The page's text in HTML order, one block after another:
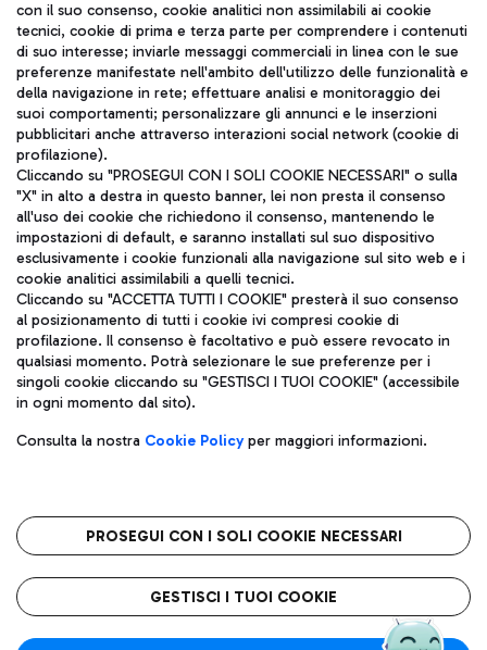
TRAVEL JOURNAL
ITA
Aeroporti di Roma S.p.A. - Società soggetta a direzione e
coordinamento di Mundys S.p.A.
Codice fiscale e Registro delle Imprese di Roma 13032990155 P.
IVA 06572251004
Capitale sociale 62.224.743,00 int. vers.
Sede legale: Via Pier Paolo Racchetti 1 - 00054 Fiumicino (RM)
telefono +39 06 65951
Privacy policy
Note legali
Roma FCO
L'aeroporto stellato
con il suo consenso, cookie analitici non assimilabili ai cookie
tecnici, cookie di prima e terza parte per comprendere i contenuti
di suo interesse; inviarle messaggi commerciali in linea con le sue
preferenze manifestate nell'ambito dell'utilizzo delle funzionalità e
della navigazione in rete; effettuare analisi e monitoraggio dei
suoi comportamenti; personalizzare gli annunci e le inserzioni
pubblicitari anche attraverso interazioni social network (cookie di
profilazione).
Cliccando su "PROSEGUI CON I SOLI COOKIE NECESSARI" o sulla
"X" in alto a destra in questo banner, lei non presta il consenso
all'uso dei cookie che richiedono il consenso, mantenendo le
impostazioni di default, e saranno installati sul suo dispositivo
esclusivamente i cookie funzionali alla navigazione sul sito web e i
cookie analitici assimilabili a quelli tecnici.
Cliccando su "ACCETTA TUTTI I COOKIE" presterà il suo consenso
al posizionamento di tutti i cookie ivi compresi cookie di
profilazione. Il consenso è facoltativo e può essere revocato in
qualsiasi momento. Potrà selezionare le sue preferenze per i
singoli cookie cliccando su "GESTISCI I TUOI COOKIE" (accessibile
in ogni momento dal sito).
Consulta la nostra Cookie Policyper maggiori informazioni.
PROSEGUI CON I SOLI COOKIE NECESSARI
GESTISCI I TUOI COOKIE